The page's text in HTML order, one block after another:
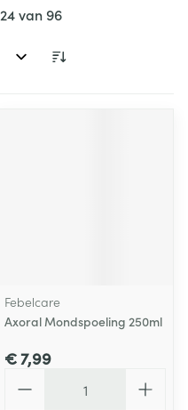
24van96
Febelcare
Axoral Mondspoeling 250ml
€ 7,99